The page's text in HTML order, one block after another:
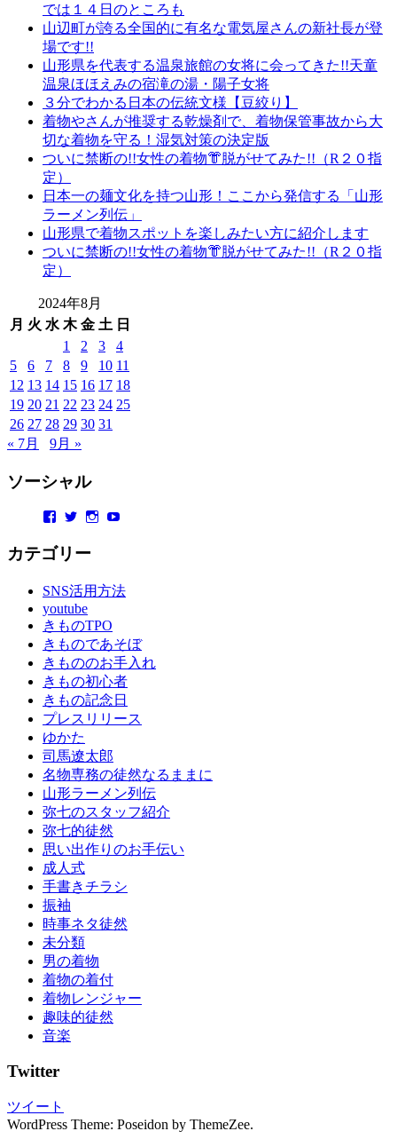
では１４日のところも
山辺町が誇る全国的に有名な電気屋さんの新社長が登
場です!!
山形県を代表する温泉旅館の女将に会ってきた!!天童
温泉ほほえみの宿滝の湯・陽子女将
３分でわかる日本の伝統文様【豆絞り】
着物やさんが推奨する乾燥剤で、着物保管事故から大
切な着物を守る！湿気対策の決定版
ついに禁断の!!女性の着物👘脱がせてみた!!（R２０指
定）
日本一の麺文化を持つ山形！ここから発信する「山形
ラーメン列伝」
山形県で着物スポットを楽しみたい方に紹介します
ついに禁断の!!女性の着物👘脱がせてみた!!（R２０指
定）
2024年8月
月 火 水 木 金 土 日
1
2 3
4
5
6 7 8 9 10 11
12 13 14 15 16 17 18
19 20 21 22 23 24 25
26 27 28 29 30 31
« 7月
9月 »
ソーシャル
Facebook
TwitterInstagram
カテゴリー
SNS活用方法
youtube
きものTPO
きものであそぼ
きもののお手入れ
きもの初心者
きもの記念日
プレスリリース
ゆかた
司馬遼太郎
名物専務の徒然なるままに
山形ラーメン列伝
弥七のスタッフ紹介
弥七的徒然
思い出作りのお手伝い
成人式
手書きチラシ
振袖
時事ネタ徒然
未分類
男の着物
着物の着付
着物レンジャー
趣味的徒然
音楽
Twitter
ツイート
WordPress Theme: Poseidon by ThemeZee.